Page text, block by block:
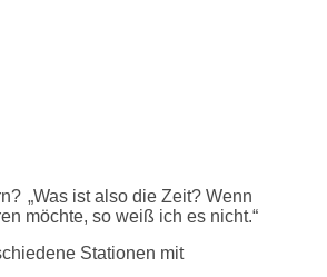
„Was ist also die Zeit? Wenn
möchte, so weiß ich es nicht.“
Stationen mit